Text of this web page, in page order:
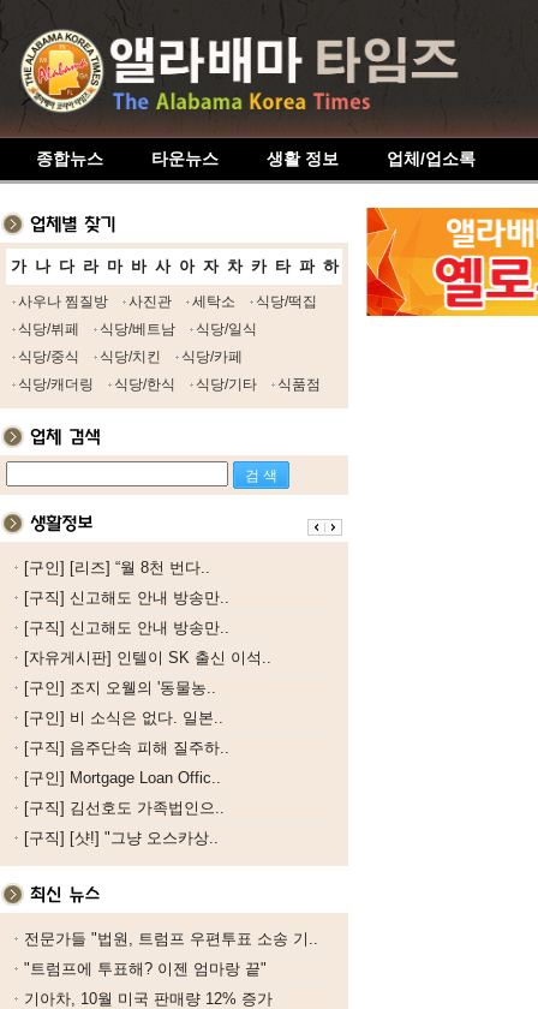
종합뉴스 타운뉴스 생활 정보 업체/업소록
가 나 다 라 마 바 사 아 자 차 카 타 파 하
사우나 찜질방 사진관 세탁소
식당/떡집
식당/뷔페
식당/베트남
식당/일식
식당/중식
식당/치킨
식당/카페
식당/캐더링
식당/한식 식당/기타 식품점
[구인] [리즈] “월 8천 번다..
[구직] 신고해도 안내 방송만..
[구직] 신고해도 안내 방송만..
[자유게시판] 인텔이 SK 출신 이석..
[구인] 조지 오웰의 '동물농..
[구인] 비 소식은 없다. 일본..
[구직] 음주단속 피해 질주하..
[구인] Mortgage Loan Offic..
[구직] 김선호도 가족법인으..
[구직] [샷!] "그냥 오스카상..
전문가들 "법원, 트럼프 우편투표 소송 기..
"트럼프에 투표해? 이젠 엄마랑 끝"
기아차, 10월 미국 판매량 12% 증가